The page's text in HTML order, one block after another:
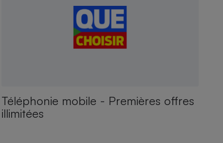
Téléphonie mobile - Premières offres
illimitées